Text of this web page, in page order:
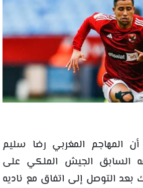
المهاجم المغربي رضا سليم
السابق الجيش الملكي على
بعد التوصل إلى اتفاق مع ناديه